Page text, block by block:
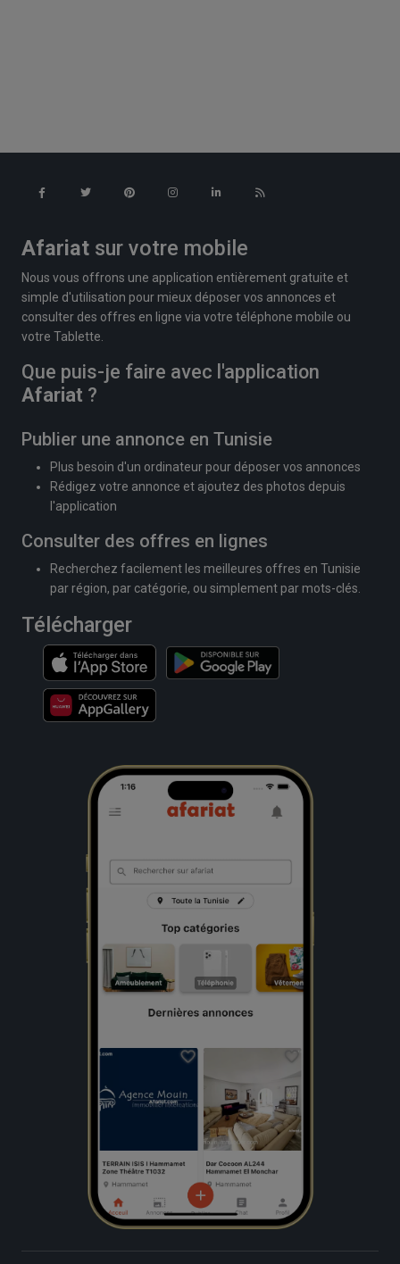
Afariat sur votre mobile
Nous vous offrons une application entièrement gratuite et
simple d'utilisation pour mieux déposer vos annonces et
consulter des offres en ligne via votre téléphone mobile ou
votre Tablette.
Que puis-je faire avec l'application
Afariat ?
Publier une annonce en Tunisie
Plus besoin d'un ordinateur pour déposer vos annonces
Rédigez votre annonce et ajoutez des photos depuis
l'application
Consulter des offres en lignes
Recherchez facilement les meilleures offres en Tunisie
par région, par catégorie, ou simplement par mots-clés.
Télécharger